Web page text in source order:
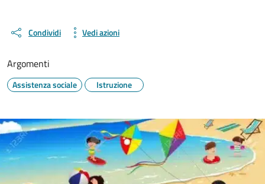
Condividi Vedi azioni
Argomenti
Assistenza sociale Istruzione